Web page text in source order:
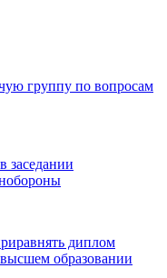
группу по вопросам
заседании
диплом
образовании